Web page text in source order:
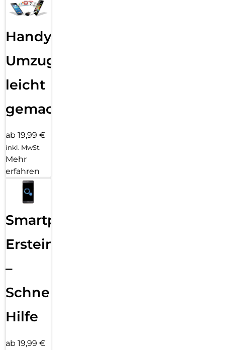
Handy
Umzug
leicht
gemacht!
ab 19,99 €
inkl. MwSt.
Mehr
erfahren
Smartphone
Ersteinrichtung
–
Schnelle
Hilfe
ab 19,99 €